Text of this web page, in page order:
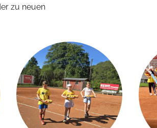
zu neuen